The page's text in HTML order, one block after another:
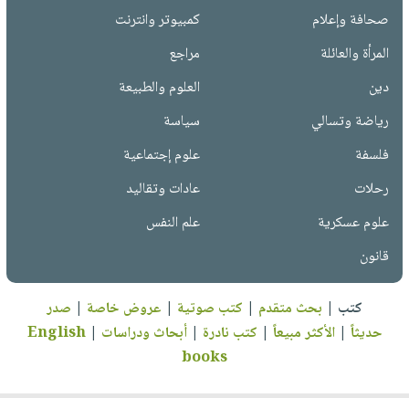
صحافة وإعلام
كمبيوتر وانترنت
المرأة والعائلة
مراجع
دين
العلوم والطبيعة
رياضة وتسالي
سياسة
فلسفة
علوم إجتماعية
رحلات
عادات وتقاليد
علوم عسكرية
علم النفس
قانون
كتب | بحث متقدم | كتب صوتية | عروض خاصة | صدر
حديثاً |الأكثر مبيعاً | كتب نادرة |أبحاث ودراسات |
English
books